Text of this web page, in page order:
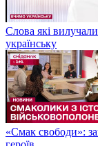
Слова які
українську
«Смак свободи»: